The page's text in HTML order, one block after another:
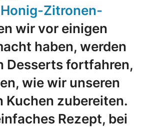
Honig-Zitronen-
wir vor einigen
haben, werden
Desserts fortfahren,
wie wir unseren
Kuchen zubereiten.
Rezept, bei